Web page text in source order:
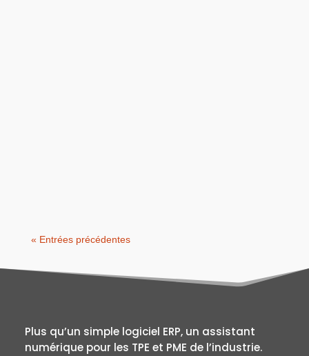
« Entrées précédentes
Plus qu’un simple logiciel ERP, un assistant
numérique pour les TPE et PME de l’industrie.